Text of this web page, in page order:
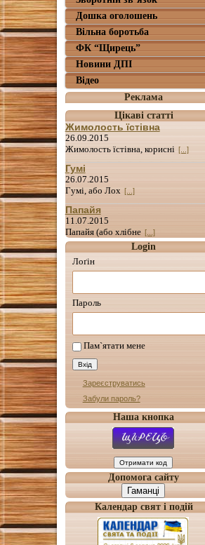
Дошка оголошень
Вільна боротьба
ФК “Щирець”
Новини ДПІ
Відео
Реклама
Цікаві статті
Жимолость їстівна
26.09.2015
Жимолость їстівна, корисні [...]
Гумі
26.07.2015
Гумі, або Лох [...]
Папайя
11.07.2015
Папайя (або хлібне [...]
Login
Лоґін
Пароль
Пам`ятати мене
Зареєструватись
Забули пароль?
Наша кнопка
Допомога сайту
Гаманці
Календар свят і подій